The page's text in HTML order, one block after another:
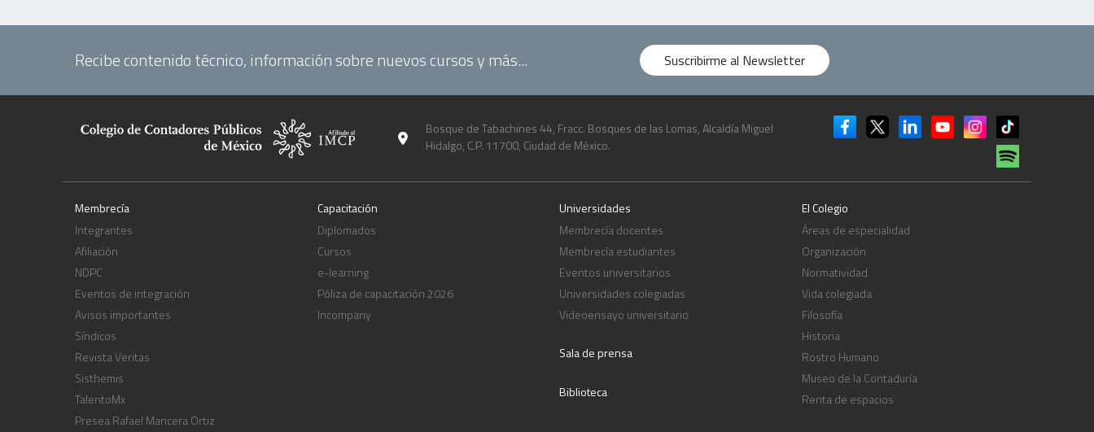
Recibe contenido técnico, información sobre nuevos cursos y más... Suscribirme al Newsletter
Bosque de Tabachines 44, Fracc. Bosques de las Lomas, Alcaldía Miguel
Hidalgo, C.P. 11700, Ciudad de México.
Membrecía
Integrantes
Afiliación
NDPC
Eventos de integración
Avisos importantes
Síndicos
Revista Veritas
Sisthemis
TalentoMx
Presea Rafael Mancera Ortiz
Capacitación
Diplomados
Cursos
e-learning
Póliza de capacitación 2026
Incompany
Universidades
Membrecía docentes
Membrecía estudiantes
Eventos universitarios
Universidades colegiadas
Videoensayo universitario
Sala de prensa
Biblioteca
El Colegio
Áreas de especialidad
Organización
Normatividad
Vida colegiada
Filosofía
Historia
Rostro Humano
Museo de la Contaduría
Renta de espacios